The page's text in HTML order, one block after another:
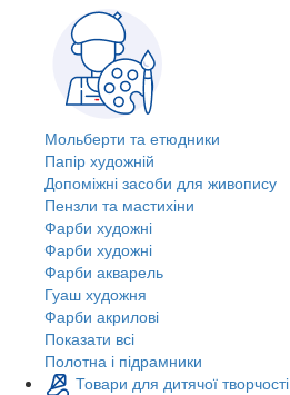
Мольберти та етюдники
Папір художній
Допоміжні засоби для живопису
Пензли та мастихіни
Фарби художні
Фарби художні
Фарби акварель
Гуаш художня
Фарби акрилові
Показати всі
Полотна і підрамники
Товари для дитячої творчості